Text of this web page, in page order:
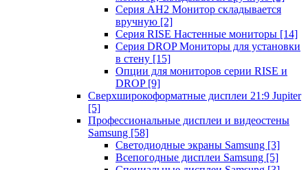
Серия AH2 Монитор складывается
вручную [2]
Серия RISE Настенные мониторы [14]
Серия DROP Мониторы для установки
в стену [15]
Опции для мониторов серии RISE и
DROP [9]
Сверхширокоформатные дисплеи 21:9 Jupiter
[5]
Профессиональные дисплеи и видеостены
Samsung [58]
Светодиодные экраны Samsung [3]
Всепогодные дисплеи Samsung [5]